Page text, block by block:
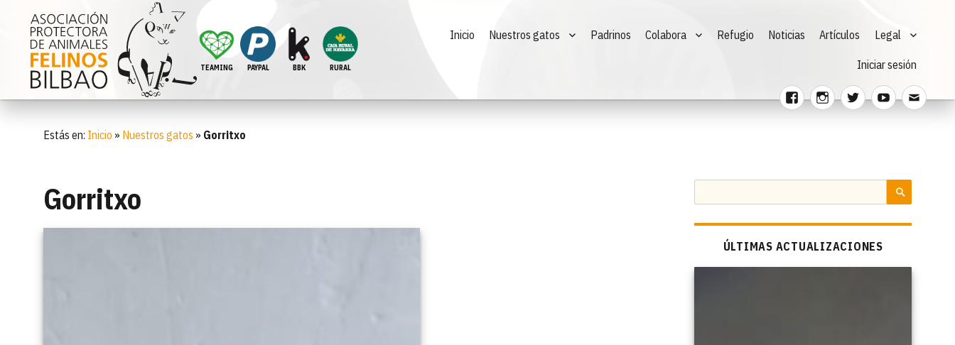
TEAMING PAYPAL BBK RURAL
FacebookInstagram
TwitterYoutubeCorreo
Inicio Nuestros gatos Padrinos Colabora Refugio Noticias Artículos Legal
Iniciar sesión
Estás en: Inicio » Nuestros gatos » Gorritxo
Gorritxo
por:
ÚLTIMAS ACTUALIZACIONES